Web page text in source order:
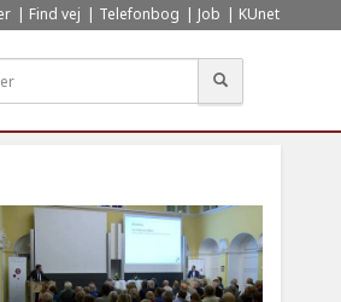
Find vej Telefonbog Job KUnet